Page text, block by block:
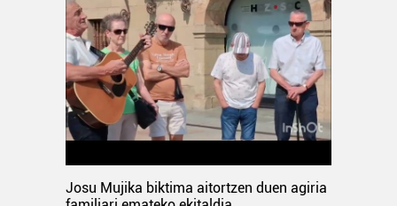
Josu Mujika biktima aitortzen duen agiria